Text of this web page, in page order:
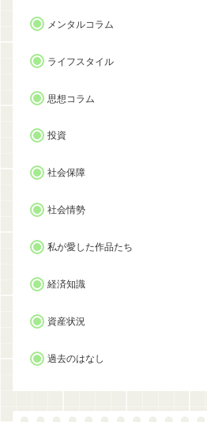
メンタルコラム
ライフスタイル
思想コラム
投資
社会保障
社会情勢
私が愛した作品たち
経済知識
資産状況
過去のはなし